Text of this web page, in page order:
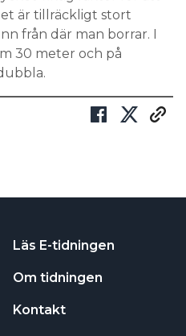
är tillräckligt stort
från där man borrar. I
30 meter och på
Läs E-tidningen
Om tidningen
Kontakt